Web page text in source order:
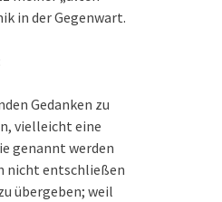
in der Gegenwart.
Gedanken zu
vielleicht eine
genannt werden
nicht entschließen
übergeben; weil